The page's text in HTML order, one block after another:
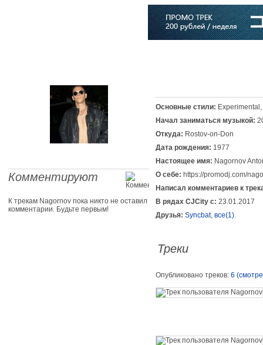
Комментируют
К трекам Nagornov пока никто не оставил
комментарии. Будьте первым!
Основные стили:
Начал заниматься музыкой:
Откуда: Rostov-on-Don
Дата рождения: 1977
Настоящее имя: Nagornov
О себе: https://promodj.com/
Написал комментариев к
В рядах CJCity с: 23.01.2017
Друзья: Syncbat, все(1).
Треки
Опубликовано треков: 6